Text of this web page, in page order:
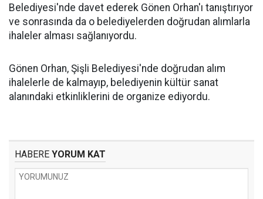
Belediyesi'nde davet ederek Gönen Orhan'ı tanıştırıyor
ve sonrasında da o belediyelerden doğrudan alımlarla
ihaleler alması sağlanıyordu.
Gönen Orhan, Şişli Belediyesi'nde doğrudan alım
ihalelerle de kalmayıp, belediyenin kültür sanat
alanındaki etkinliklerini de organize ediyordu.
HABERE YORUM KAT